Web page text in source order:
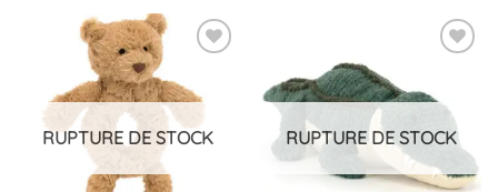
liste
RUPTURE DE STOCK
liste
d’envies
RUPTURE DE STOCK